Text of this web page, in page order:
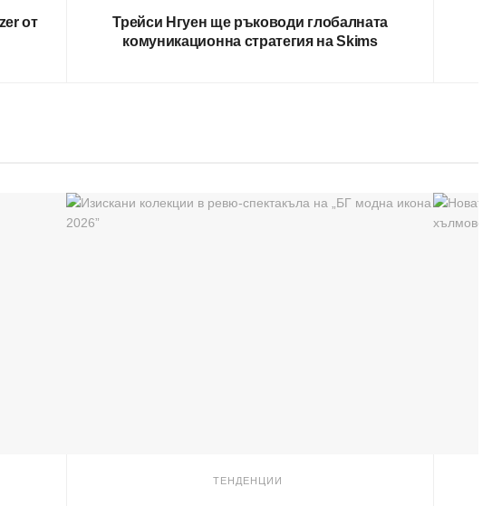
от
Трейси Нгуен ще ръководи глобалната
комуникационна стратегия на Skims
ТЕНДЕНЦИИ